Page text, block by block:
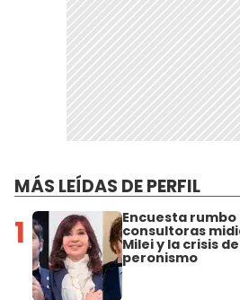
MÁS LEÍDAS DE PERFIL
1 Encuesta
consultoras
Milei y la crisis
peronismo